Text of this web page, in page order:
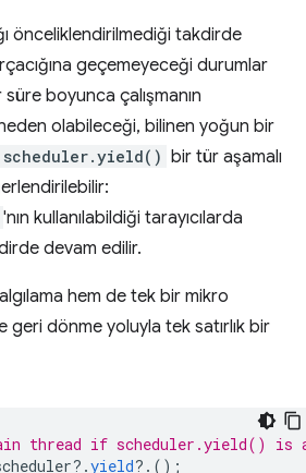
önceliklendirilmediği takdirde
geçemeyeceği durumlar
boyunca çalışmanın
olabileceği, bilinen yoğun bir
scheduler.yield() bir tür aşamalı
'nın kullanılabildiği tarayıcılarda
devam edilir.
hem de tek bir mikro
geri dönme yoluyla tek satırlık bir
thread if scheduler.yield() is
? .yield? .();